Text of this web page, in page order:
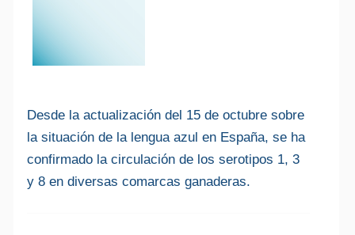
Desde la actualización del 15 de octubre sobre
la situación de la lengua azul en España, se ha
confirmado la circulación de los serotipos 1, 3
y 8 en diversas comarcas ganaderas.